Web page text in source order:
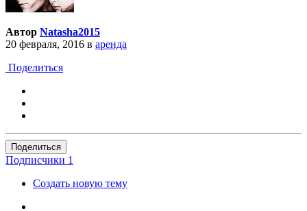
Автор Natasha2015
20 февраля, 2016 в аренда
Поделиться
Поделиться
Подписчики 1
Создать новую тему